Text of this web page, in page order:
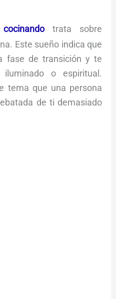
trata sobre
Este sueño indica que
fase de transición y te
o espiritual.
tema que una persona
de ti demasiado